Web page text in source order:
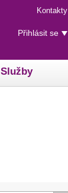
Menu
rychlého
přístupu
Kontakty
Uživatelské
menu
Přihlásit se
Služby